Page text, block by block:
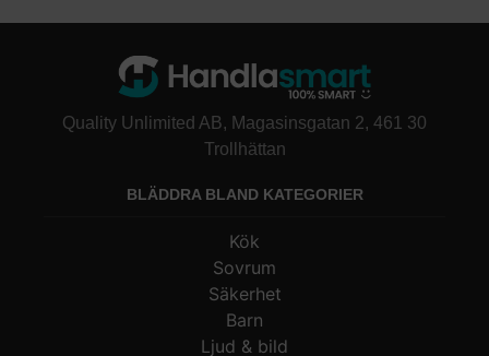
Quality Unlimited AB, Magasinsgatan 2, 461 30
Trollhättan
BLÄDDRA BLAND KATEGORIER
Kök
Sovrum
Säkerhet
Barn
Ljud & bild